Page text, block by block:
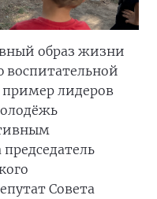
образ жизни
воспитательной
пример лидеров
Совета